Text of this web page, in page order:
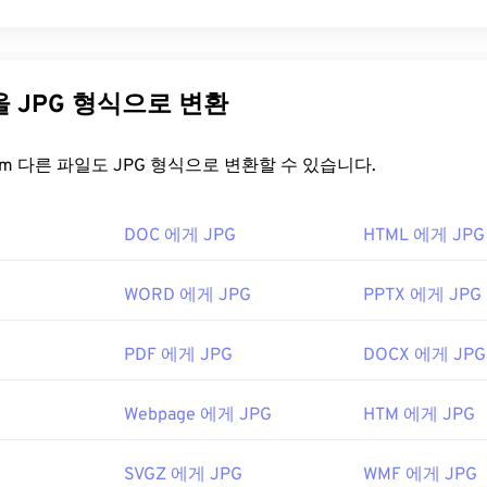
니다. 무료로 사용할 수 있는 독립 프로그램으로는
데 문제가 있는 경우TIFF를 JPG로
도 TIFF 파일을 열고 처리하는 데 유용합니다.
open/standards/TIFF.html
extensions.org/tiff-파일-확장
인터넷 전송 및 웹사이트 사용에 매우 적합합니다. 저희의
기를 최대 80%까지 줄일 수 있습니다!
필요하다면JPG를 WebP로 변환할 수 있습니다. WebP는 최신
어떻게 여나요?
하면 기본 이미지 뷰어, 이미지 편집기 또는 웹 브라우저에서
와 같은 Mac OS 애플리케이션에서 자동으로 열립니다. JPEG
다른 파일을 JPG 형식으로 변환
FreeConvert.com 다른 파일도 JPG 형식으로 변환할 수 있습니다.
DOC 에게 JPG HTML 에게 JPG
WORD 에게 JPG PPTX 에게 JPG
PDF 에게 JPG DOCX 에게 JPG
Webpage 에게 JPG HTM 에게 JPG
SVGZ 에게 JPG WMF 에게 JPG